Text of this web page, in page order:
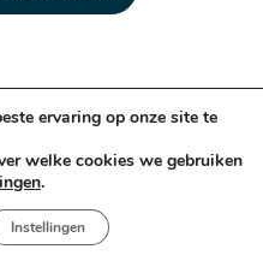
Privacy
Design & realisatie
ervaring op onze site te
welke cookies we gebruiken
.
Instellingen